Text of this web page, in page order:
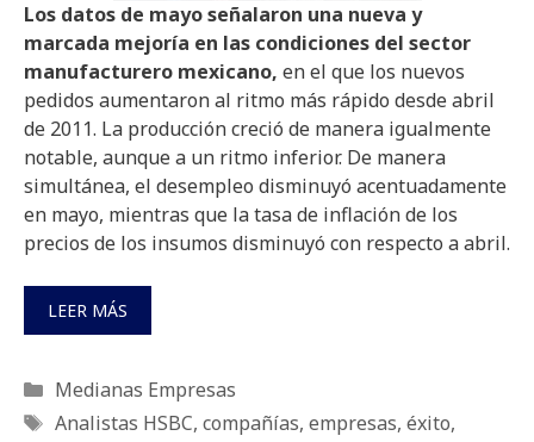
Los datos de mayo señalaron una nueva y
marcada mejoría en las condiciones del sector
manufacturero mexicano, en el que los nuevos
pedidos aumentaron al ritmo más rápido desde abril
de 2011. La producción creció de manera igualmente
notable, aunque a un ritmo inferior. De manera
simultánea, el desempleo disminuyó acentuadamente
en mayo, mientras que la tasa de inflación de los
precios de los insumos disminuyó con respecto a abril.
LEER MÁS
Categorías
Medianas Empresas
Etiquetas
Analistas HSBC, compañías, empresas, éxito,